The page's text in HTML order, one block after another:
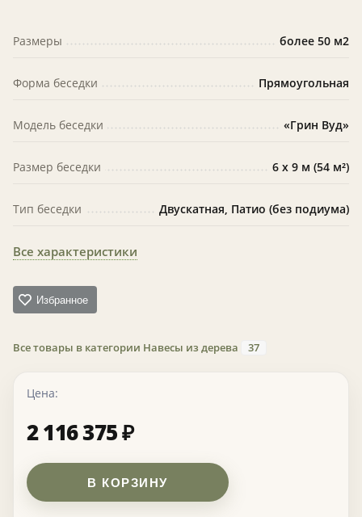
Размеры более 50 м2
Форма беседки Прямоугольная
Модель беседки «Грин Вуд»
Размер беседки 6 х 9 м (54 м²)
Тип беседки Двускатная, Патио (без подиума)
Все характеристики
Избранное
Все товары в категории Навесы из дерева 37
Цена:
2 116 375₽
В КОРЗИНУ